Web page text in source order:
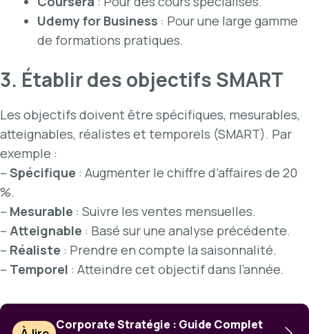
Udemy for Business : Pour une large gamme
de formations pratiques.
3. Établir des objectifs SMART
Les objectifs doivent être spécifiques, mesurables,
atteignables, réalistes et temporels (SMART). Par
exemple :
– Spécifique : Augmenter le chiffre d’affaires de 20
%.
– Mesurable : Suivre les ventes mensuelles.
– Atteignable : Basé sur une analyse précédente.
– Réaliste : Prendre en compte la saisonnalité.
– Temporel : Atteindre cet objectif dans l’année.
Corporate Stratégie : Guide Complet